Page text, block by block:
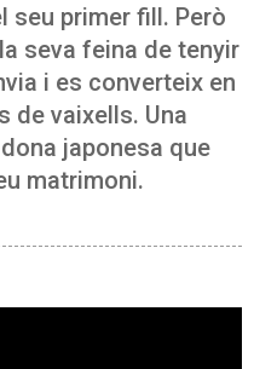
seu primer fill. Però
seva feina de tenyir
i es converteix en
de vaixells. Una
japonesa que
matrimoni.